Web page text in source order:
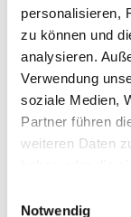
personalisieren,
zu können und
analysieren.
Verwendung
soziale Medien,
Partner führen
weiteren Daten
Notwendig